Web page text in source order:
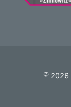
© 2026